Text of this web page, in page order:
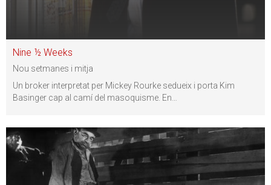
Nine ½ Weeks
Nou setmanes i mitja
Un broker interpretat per Mickey Rourke sedueix i porta Kim
Basinger cap al camí del masoquisme. En